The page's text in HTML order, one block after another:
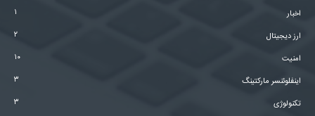
اخبار
۱
ارز دیجیتال
۲
امنیت
۱۰
اینفلوئنسر مارکتینگ
۳
تکنولوژی
۳